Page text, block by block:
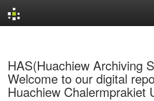
HAS(Huachiew Archiving
Welcome to our digital
Huachiew Chalermprakiet